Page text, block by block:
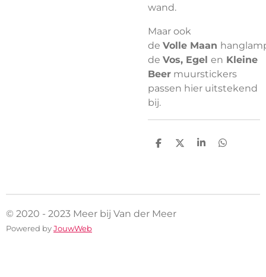
wand.
Maar ook
de Volle Maan
de Vos, Egel en Kleine
Beer muurstickers
passen hier uitstekend
bij.
D
D
S
D
© 2020 - 2023 Meer bij Van der Meer
Powered byJouwWeb